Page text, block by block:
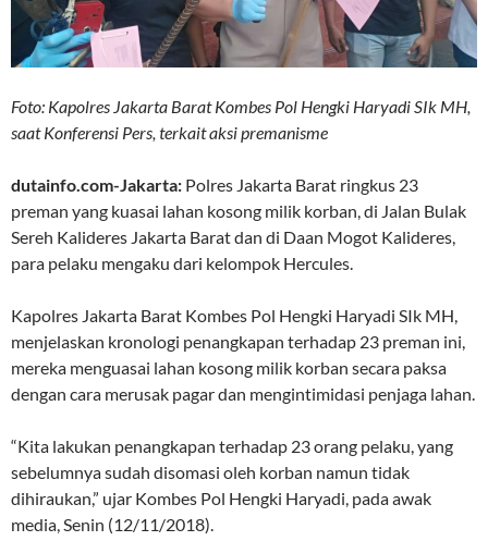
Foto: Kapolres Jakarta Barat Kombes Pol Hengki Haryadi SIk MH,
saat Konferensi Pers, terkait aksi premanisme
dutainfo.com-Jakarta: Polres Jakarta Barat ringkus 23
preman yang kuasai lahan kosong milik korban, di Jalan Bulak
Sereh Kalideres Jakarta Barat dan di Daan Mogot Kalideres,
para pelaku mengaku dari kelompok Hercules.
Kapolres Jakarta Barat Kombes Pol Hengki Haryadi SIk MH,
menjelaskan kronologi penangkapan terhadap 23 preman ini,
mereka menguasai lahan kosong milik korban secara paksa
dengan cara merusak pagar dan mengintimidasi penjaga lahan.
“Kita lakukan penangkapan terhadap 23 orang pelaku, yang
sebelumnya sudah disomasi oleh korban namun tidak
dihiraukan,” ujar Kombes Pol Hengki Haryadi, pada awak
media, Senin (12/11/2018).